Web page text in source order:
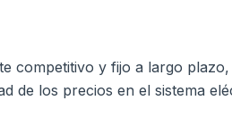
competitivo y fijo a largo
de los precios en el sistema